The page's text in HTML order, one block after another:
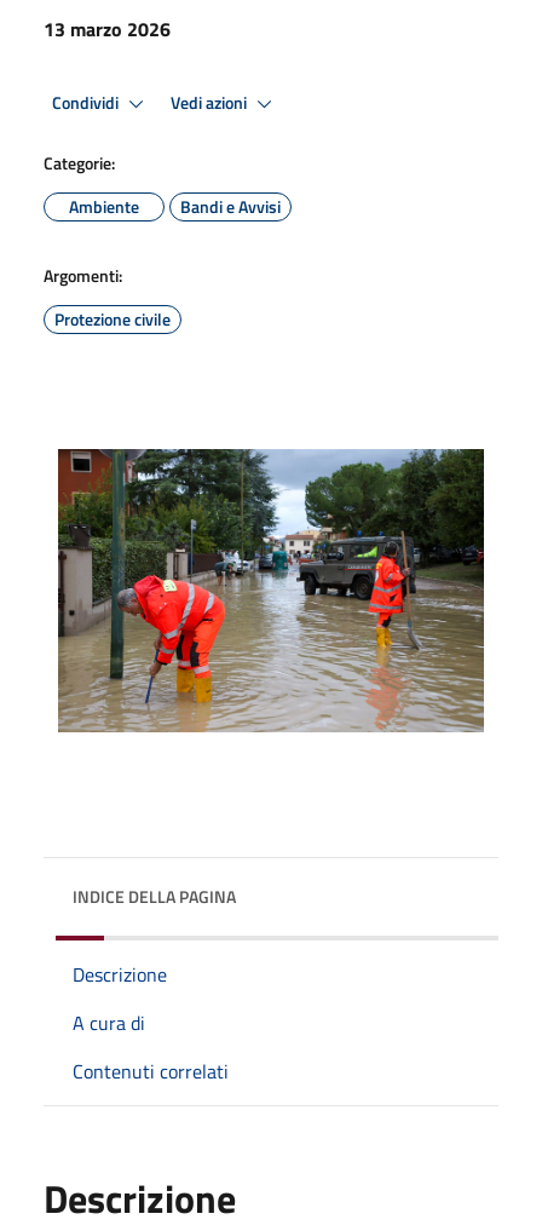
13 marzo 2026
Condividi Vedi azioni
Categorie:
Ambiente
Bandi e Avvisi
Argomenti:
Protezione civile
INDICE DELLA PAGINA
Descrizione
A cura di
Contenuti correlati
Descrizione